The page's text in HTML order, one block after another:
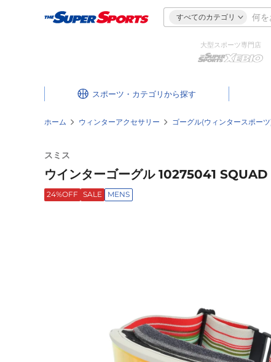
すべてのカテゴリ
大型スポーツ専門店
スポーツ・カテゴリ
ホーム ウィンターアクセサリー ゴーグル(ウィンタースポー
スミス
ウインターゴーグル 10275041
24%OFF SALE MENS